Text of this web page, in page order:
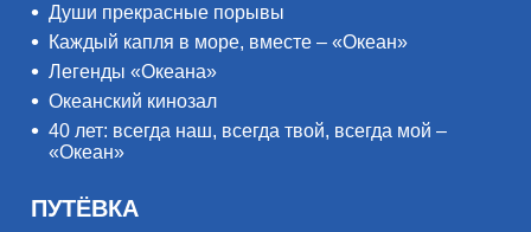
Души прекрасные порывы
Каждый капля в море, вместе – «Океан»
Легенды «Океана»
Океанский кинозал
40 лет: всегда наш, всегда твой, всегда мой –
«Океан»
ПУТЁВКА